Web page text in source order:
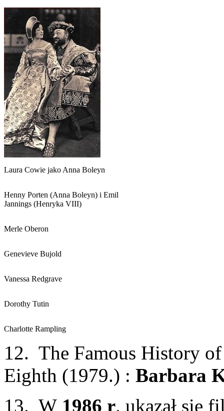
Laura Cowie jako Anna Boleyn
Henny Porten (Anna Boleyn) i Emil
Jannings (Henryka VIII)
Merle Oberon
Genevieve Bujold
Vanessa Redgrave
Dorothy Tutin
Charlotte Rampling
12. The Famous History
Eighth (1979.) : Barbara
13. W 1986 r. ukazał się